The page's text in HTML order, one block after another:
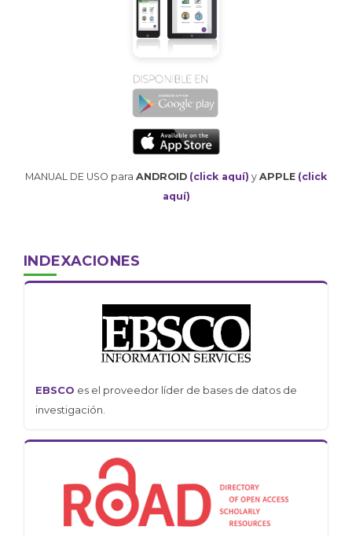
MANUAL DE USO para ANDROID (click aquí) y APPLE (click
aquí)
INDEXACIONES
EBSCO es el proveedor líder de bases de datos de
investigación.